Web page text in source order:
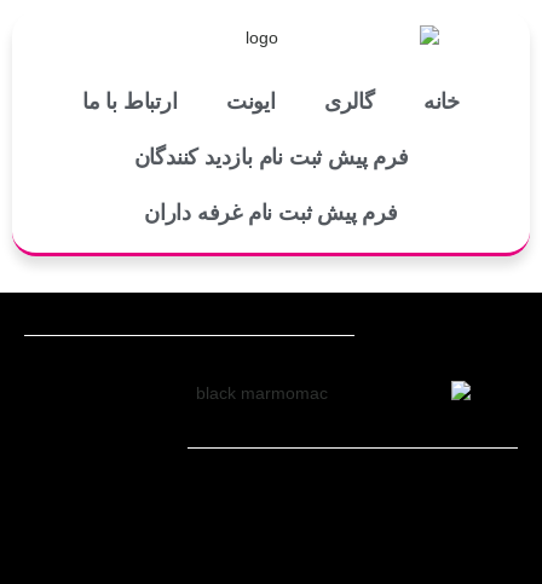
خانه گالری ایونت ارتباط با ما
فرم پیش ثبت نام بازدید کنندگان
فرم پیش ثبت نام غرفه داران